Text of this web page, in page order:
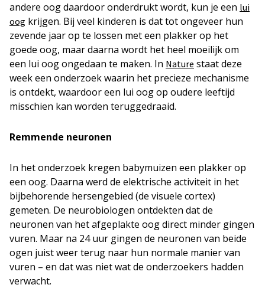
andere oog daardoor onderdrukt wordt, kun je een lui
oog krijgen. Bij veel kinderen is dat tot ongeveer hun
zevende jaar op te lossen met een plakker op het
goede oog, maar daarna wordt het heel moeilijk om
een lui oog ongedaan te maken. In Nature staat deze
week een onderzoek waarin het precieze mechanisme
is ontdekt, waardoor een lui oog op oudere leeftijd
misschien kan worden teruggedraaid.
Remmende neuronen
In het onderzoek kregen babymuizen een plakker op
een oog. Daarna werd de elektrische activiteit in het
bijbehorende hersengebied (de visuele cortex)
gemeten. De neurobiologen ontdekten dat de
neuronen van het afgeplakte oog direct minder gingen
vuren. Maar na 24 uur gingen de neuronen van beide
ogen juist weer terug naar hun normale manier van
vuren – en dat was niet wat de onderzoekers hadden
verwacht.